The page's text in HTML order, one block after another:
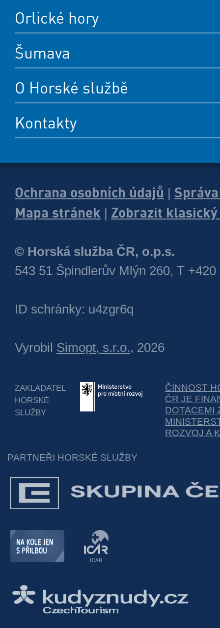
Orlické hory
Šumava
O Horské službě
Kontakty
Ochrana osobních údajů
Mapa stránek
Zobrazit
© Horská služba ČR, o.p.s.
543 51 Špindlerův Mlýn 260, T +420
ID schránky: u4zgr6q
Vyrobil Simopt, s.r.o., 2026
ZAKLADATEL
HORSKÉ
SLUŽBY
ČINNOST
ČR JE
DOTACEMI
ROZVOJ A
PARTNEŘI HORSKÉ SLUŽBY